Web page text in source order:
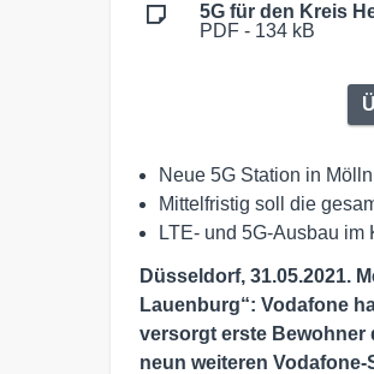
5G für den Kreis
PDF - 134 kB
Neue 5G Station in
Mittelfristig soll die
LTE- und 5G-Ausbau
Düsseldorf, 31.05.2021.
Lauenburg“: Vodafone
versorgt erste Bewohner
neun weiteren